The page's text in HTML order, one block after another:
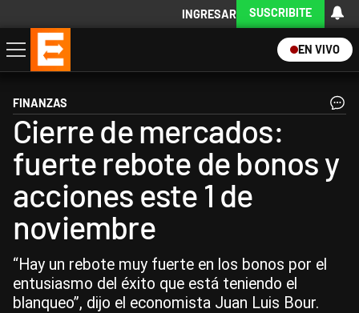
INGRESAR SUSCRIBITE
EN VIVO
Economía
Política
Internacional
Actualidad
Descargá la App
FINANZAS
Cierre de mercados:
fuerte rebote de bonos y
acciones este 1 de
noviembre
“Hay un rebote muy fuerte en los bonos por el
entusiasmo del éxito que está teniendo el
blanqueo”, dijo el economista Juan Luis Bour.